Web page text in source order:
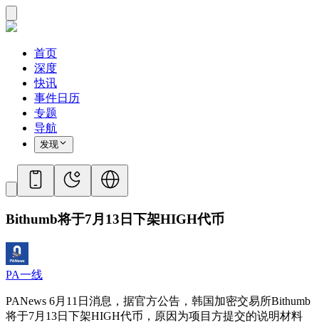
首页
深度
快讯
事件日历
专题
导航
发现
Bithumb将于7月13日下架HIGH代币
PA一线
PANews 6月11日消息，据官方公告，韩国加密交易所Bithumb
将于7月13日下架HIGH代币，原因为项目方提交的说明材料